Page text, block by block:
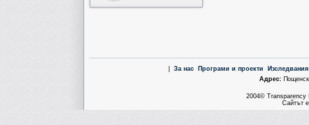
За нас Програми и проекти
Aдрес:
2004© Transparency
Сайтът